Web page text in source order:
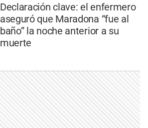
Declaración clave: el enfermero
aseguró que Maradona “fue al
baño” la noche anterior a su
muerte